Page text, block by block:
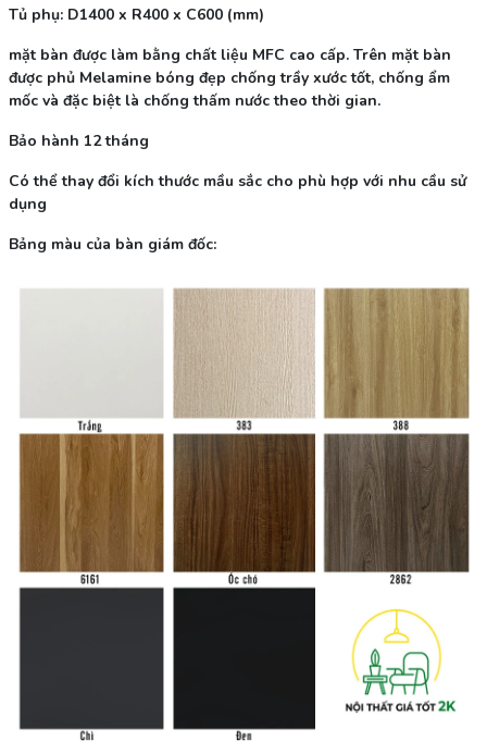
Tủ phụ: D1400 x R400 x C600 (mm)
mặt bàn được làm bằng chất liệu MFC cao cấp. Trên mặt bàn
được phủ Melamine bóng đẹp chống trầy xước tốt, chống ẩm
mốc và đặc biệt là chống thấm nước theo thời gian.
Bảo hành 12 tháng
Có thể thay đổi kích thước mầu sắc cho phù hợp với nhu cầu sử
dụng
Bảng màu của bàn giám đốc: